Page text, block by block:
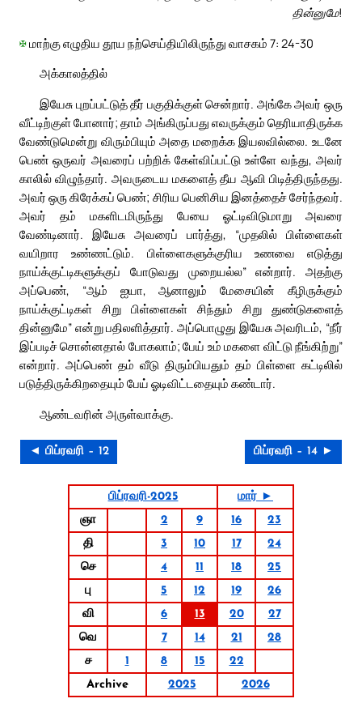
தின்னுமே!
✠மாற்கு எழுதிய தூய நற்செய்தியிலிருந்து வாசகம் 7: 24-30
அக்காலத்தில்
இயேசு புறப்பட்டுத் தீர் பகுதிக்குள் சென்றார். அங்கே அவர் ஒரு
வீட்டிற்குள் போனார்; தாம் அங்கிருப்பது எவருக்கும் தெரியாதிருக்க
வேண்டுமென்று விரும்பியும் அதை மறைக்க இயலவில்லை. உடனே
பெண் ஒருவர் அவரைப் பற்றிக் கேள்விப்பட்டு உள்ளே வந்து, அவர்
காலில் விழுந்தார். அவருடைய மகளைத் தீய ஆவி பிடித்திருந்தது.
அவர் ஒரு கிரேக்கப் பெண்; சிரிய பெனிசிய இனத்தைச் சேர்ந்தவர்.
அவர் தம் மகளிடமிருந்து பேயை ஓட்டிவிடுமாறு அவரை
வேண்டினார். இயேசு அவரைப் பார்த்து, “முதலில் பிள்ளைகள்
வயிறார உண்ணட்டும். பிள்ளைகளுக்குரிய உணவை எடுத்து
நாய்க்குட்டிகளுக்குப் போடுவது முறையல்ல” என்றார். அதற்கு
அப்பெண், “ஆம் ஐயா, ஆனாலும் மேசையின் கீழிருக்கும்
நாய்க்குட்டிகள் சிறு பிள்ளைகள் சிந்தும் சிறு துண்டுகளைத்
தின்னுமே” என்று பதிலளித்தார். அப்பொழுது இயேசு அவரிடம், “நீர்
இப்படிச் சொன்னதால் போகலாம்; பேய் உம் மகளை விட்டு நீங்கிற்று”
என்றார். அப்பெண் தம் வீடு திரும்பியதும் தம் பிள்ளை கட்டிலில்
படுத்திருக்கிறதையும் பேய் ஓடிவிட்டதையும் கண்டார்.
ஆண்டவரின் அருள்வாக்கு.
◄ பிப்ரவரி – 12 பிப்ரவரி – 14 ►
பிப்ரவரி-2025
மார் ►
ஞா
2 9 16
23
தி
3 10 17
24
செ
4 11 18
25
பு
5 12 19
26
வி
6 13 20
27
வெ
7 14 21
28
ச
1 8 15
22
Archive
2025 2026